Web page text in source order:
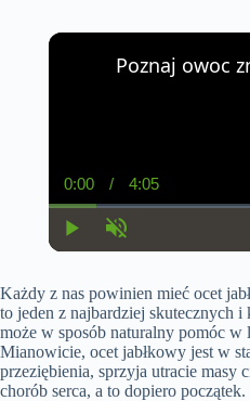
y
u
t
e
C
u
r
e
t
T
i
m
e
0:00 /
D
u
t
o
n
4:05
Każdy z nas powinien mieć ocet
to jeden z najbardziej skutecznych
może w sposób naturalny pomóc w
Mianowicie, ocet jabłkowy jest w
przeziębienia, sprzyja utracie masy
chorób serca, a to dopiero początek.